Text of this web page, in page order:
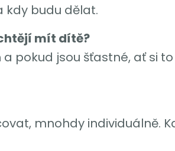
kdy budu dělat.
mít dítě?
pokud jsou šťastné, ať si
mnohdy individuálně.